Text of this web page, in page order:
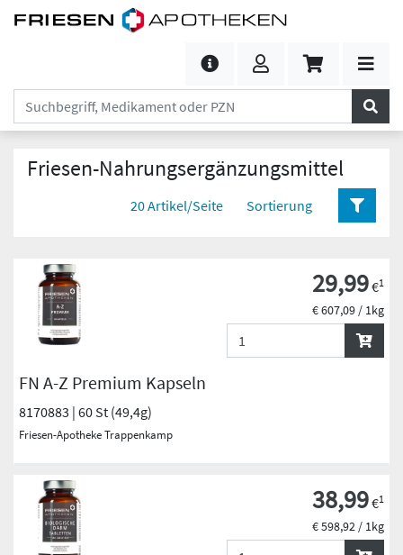
Friesen-Nahrungsergänzungsmittel
20 Artikel/Seite Sortierung
FN A-Z Premium Kapseln
8170883 | 60 St (49,4g)
Friesen-Apotheke Trappenkamp
29,99€1
€ 607,09 / 1kg
38,99€1
€ 598,92 / 1kg